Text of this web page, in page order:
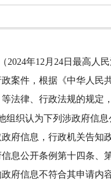
（2024年12 月 24日最高人
案件，根据《中华人
等法律、行政法规的规
组织认为下列涉政府信
信息，行政机关告知
公开条例第十四条、
信息不符合其申请内